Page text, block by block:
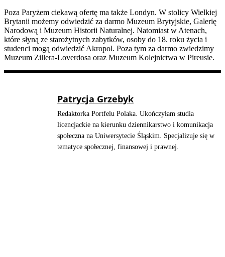
Poza Paryżem ciekawą ofertę ma także Londyn. W stolicy Wielkiej
Brytanii możemy odwiedzić za darmo Muzeum Brytyjskie, Galerię
Narodową i Muzeum Historii Naturalnej. Natomiast w Atenach,
które słyną ze starożytnych zabytków, osoby do 18. roku życia i
studenci mogą odwiedzić Akropol. Poza tym za darmo zwiedzimy
Muzeum Zillera-Loverdosa oraz Muzeum Kolejnictwa w Pireusie.
Patrycja Grzebyk
Redaktorka Portfelu Polaka. Ukończyłam studia
licencjackie na kierunku dziennikarstwo i komunikacja
społeczna na Uniwersytecie Śląskim. Specjalizuje się w
tematyce społecznej, finansowej i prawnej.